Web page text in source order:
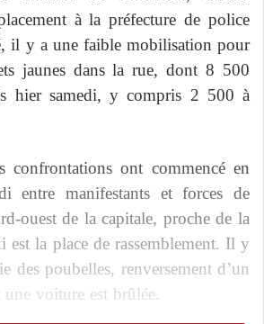
à la préfecture de police
il y a une faible mobilisation pour
jaunes dans la rue, dont 8 500
hier samedi, y compris 2 500 à
confrontations ont commencé en
entre manifestants et forces de
ouest de la capitale, proche de la
est la place de rassemblement. Il y
des poubelles, renversement d’un
voiture est brûlée.